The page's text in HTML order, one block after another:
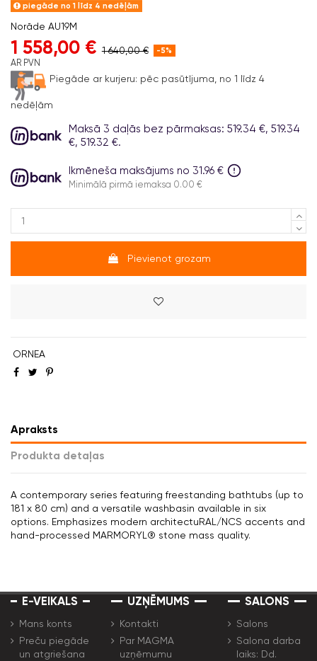
piegāde no 1 līdz 4 nedēļām
Norāde AU19M
1 558,00 € 1 640,00 € -5%
AR PVN
Piegāde ar kurjeru: pēc pasūtījuma, no 1 līdz 4
nedēļām
Maksā 3 daļās bez pārmaksas: 519.34 €, 519.34
€, 519.32 €.
Ikmēneša maksājums no 31.96 €
Minimālā pirmā iemaksa 0.00 €
Pievienot grozam
ORNEA
Apraksts
Produkta detaļas
A contemporary series featuring freestanding bathtubs (up to
181 x 80 cm) and a versatile washbasin available in six
options. Emphasizes modern architectuRAL/NCS accents and
hand-processed MARMORYL® stone mass quality.
E-VEIKALS
Mans konts
Preču piegāde
un atgriešana
UZŅĒMUMS
Kontakti
Par MAGMA
uzņēmumu
SALONS
Salons
Salona darba
laiks: Dd.